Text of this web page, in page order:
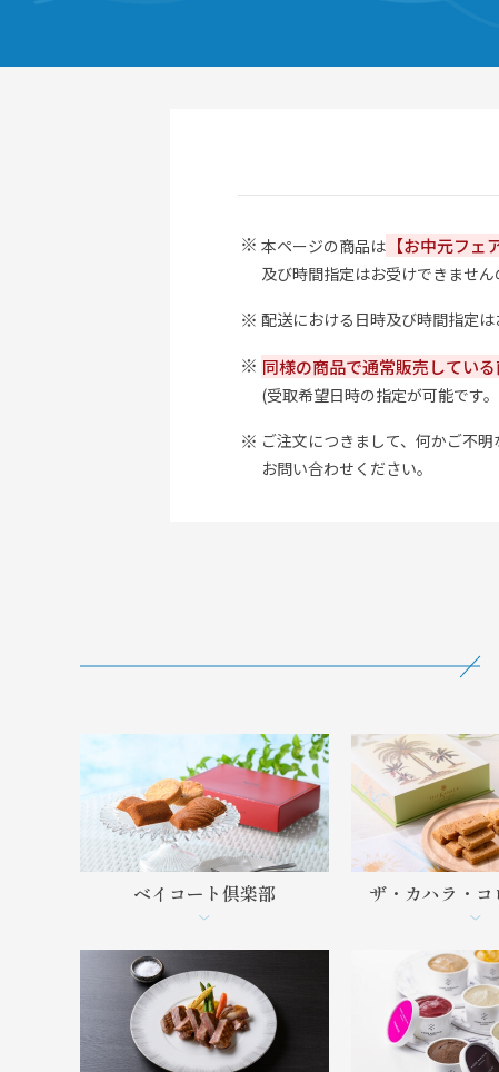
本ページの商品は 【お中元フェ
及び時間指定はお受けできません
配送における日時及び時間指定
同様の商品で通常販売してい
(受取希望日時の指定が可能です。
ご注文につきまして、何かご不
お問い合わせください。
ベイコート倶楽部 ザ・カハラ・